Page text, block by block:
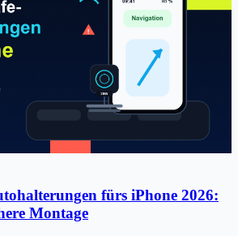
fürs iPhone 2026:
Montage